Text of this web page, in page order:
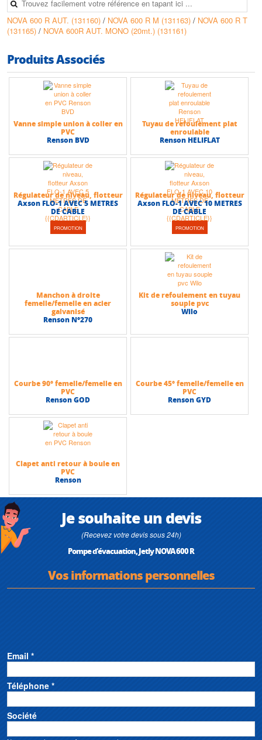
Limites d'utilisation
• Liquide pompé : eaux troubles sans fibre
norme EN 60335 - 2 - 41)
• Temps max de fonctionnement à sec : 1 minute
Caractéristiques techniques
NOVA 600 R :
• Granulométrie : 10 mm
• Niveau minimum d’aspiration : 190 mm
• Hauteur max (HMT) : 10,4 m
• Débit max : 13 m3/h
NOVA 600 R AUT. (131160) / NOVA 600 R M (131163) / NOVA 600 R T
(131165) / NOVA 600R AUT. MONO (20mt.) (131161)
Produits Associés
Vanne simple union à coller en
PVC
Renson BVD
Tuyau de refoulement plat
enroulable
Renson HELIFLAT
PROMOTION
Régulateur de niveau, flotteur
Axson FLO-1 AVEC 5 METRES
DE CABLE
PROMOTION
Régulateur de niveau, flotteur
Axson FLO-1 AVEC 10 METRES
DE CABLE
Manchon à droite
femelle/femelle en acier
galvanisé
Renson N°270
Kit de refoulement en tuyau
souple pvc
Wilo
Courbe 90° femelle/femelle en
PVC
Renson GOD
Courbe 45° femelle/femelle en
PVC
Renson GYD
Clapet anti retour à boule en
PVC
Renson
Je souhaite un devis
(Recevez votre devis sous 24h)
Pompe d'évacuation, Jetly NOVA 600 R
Vos informations personnelles
Email *
Téléphone *
Société